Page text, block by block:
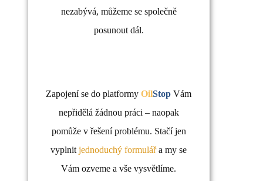
nezabývá, můžeme se společně
posunout dál.
Zapojení se do platformyOilStop Vám
nepřidělá žádnou práci – naopak
pomůže v řešení problému. Stačí jen
vyplnitjednoduchý formulářa my se
Vám ozveme a vše vysvětlíme.